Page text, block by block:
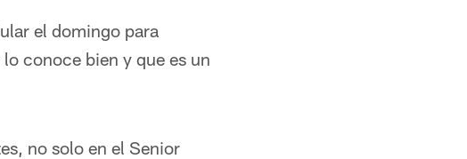
el domingo para
conoce bien y que es un
no solo en el Senior